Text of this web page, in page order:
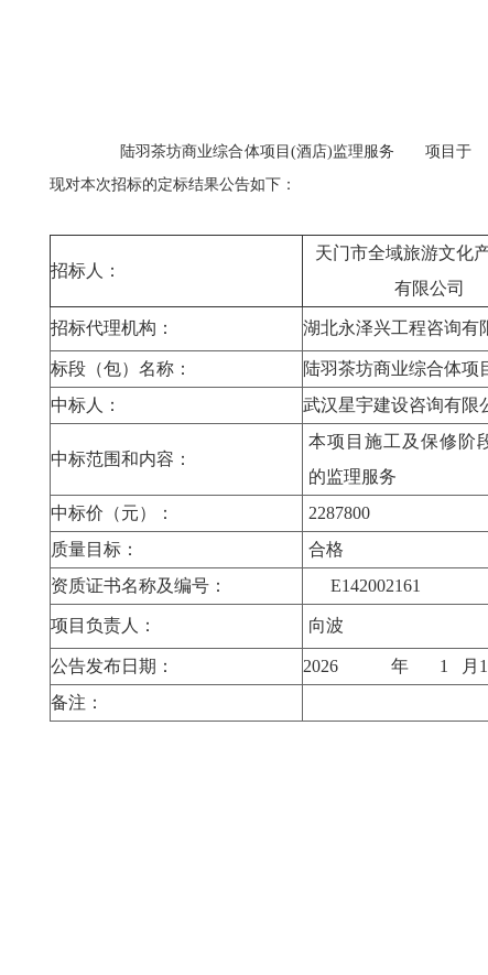
陆羽茶坊商业综合体项目(酒店)监理服务 项目
现对本次招标的定标结果公告如下：
招标人：
天门市全域旅游文化
有限公司
招标代理机构： 湖北永泽兴工程咨询有
标段（包）名称：
陆羽茶坊商业综合体项
中标人：
武汉星宇建设咨询有限
中标范围和内容：
本项目施工及保修阶
的监理服务
中标价（元）： 2287800
质量目标：
合格
资质证书名称及编号：
E142002161
项目负责人： 向波
公告发布日期： 2026 年 1 月
备注：